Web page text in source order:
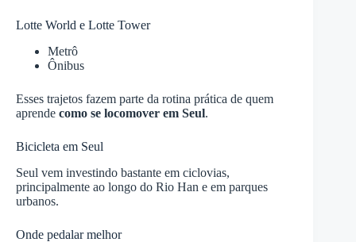
Lotte World e Lotte Tower
Metrô
Ônibus
Esses trajetos fazem parte da rotina prática de quem
aprende como se locomover em Seul.
Bicicleta em Seul
Seul vem investindo bastante em ciclovias,
principalmente ao longo do Rio Han e em parques
urbanos.
Onde pedalar melhor